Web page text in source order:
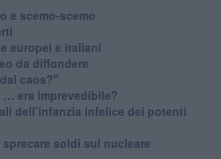
e scemo-scemo
europei e italiani
da diffondere
caos?"
era imprevedibile?
dell’infanzia infelice dei potenti
sprecare soldi sul nucleare